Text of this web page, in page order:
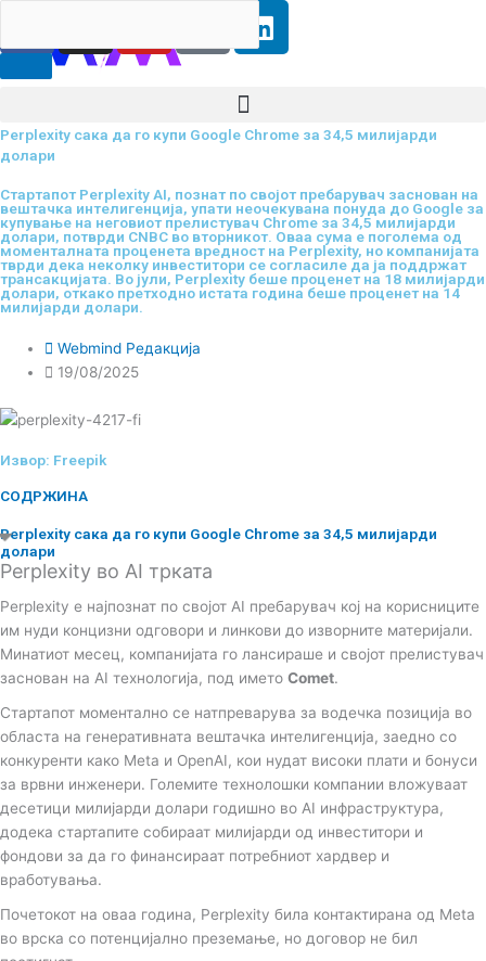
content
b
o
o
k
s
g
a
m
u
b
i
-
t
i
k
L
i
d
n
Perplexity сака да го купи Google Chrome за 34,5 милијарди
долари
Стартапот Perplexity AI, познат по својот пребарувач заснован на
вештачка интелигенција, упати неочекувана понуда до Google за
купување на неговиот прелистувач Chrome за 34,5 милијарди
долари, потврди CNBC во вторникот. Оваа сума е поголема од
моменталната проценета вредност на Perplexity, но компанијата
тврди дека неколку инвеститори се согласиле да ја поддржат
трансакцијата. Во јули, Perplexity беше проценет на 18 милијарди
долари, откако претходно истата година беше проценет на 14
милијарди долари.
Webmind Редакција
19/08/2025
Извор: Freepik
СОДРЖИНА
Perplexity сака да го купи Google Chrome за 34,5 милијарди
долари
Perplexity во AI трката
Perplexity е најпознат по својот AI пребарувач кој на корисниците
им нуди концизни одговори и линкови до изворните материјали.
Минатиот месец, компанијата го лансираше и својот прелистувач
заснован на AI технологија, под името Comet.
Стартапот моментално се натпреварува за водечка позиција во
областа на генеративната вештачка интелигенција, заедно со
конкуренти како Meta и OpenAI, кои нудат високи плати и бонуси
за врвни инженери. Големите технолошки компании вложуваат
десетици милијарди долари годишно во AI инфраструктура,
додека стартапите собираат милијарди од инвеститори и
фондови за да го финансираат потребниот хардвер и
вработувања.
Почетокот на оваа година, Perplexity била контактирана од Meta
во врска со потенцијално преземање, но договор не бил